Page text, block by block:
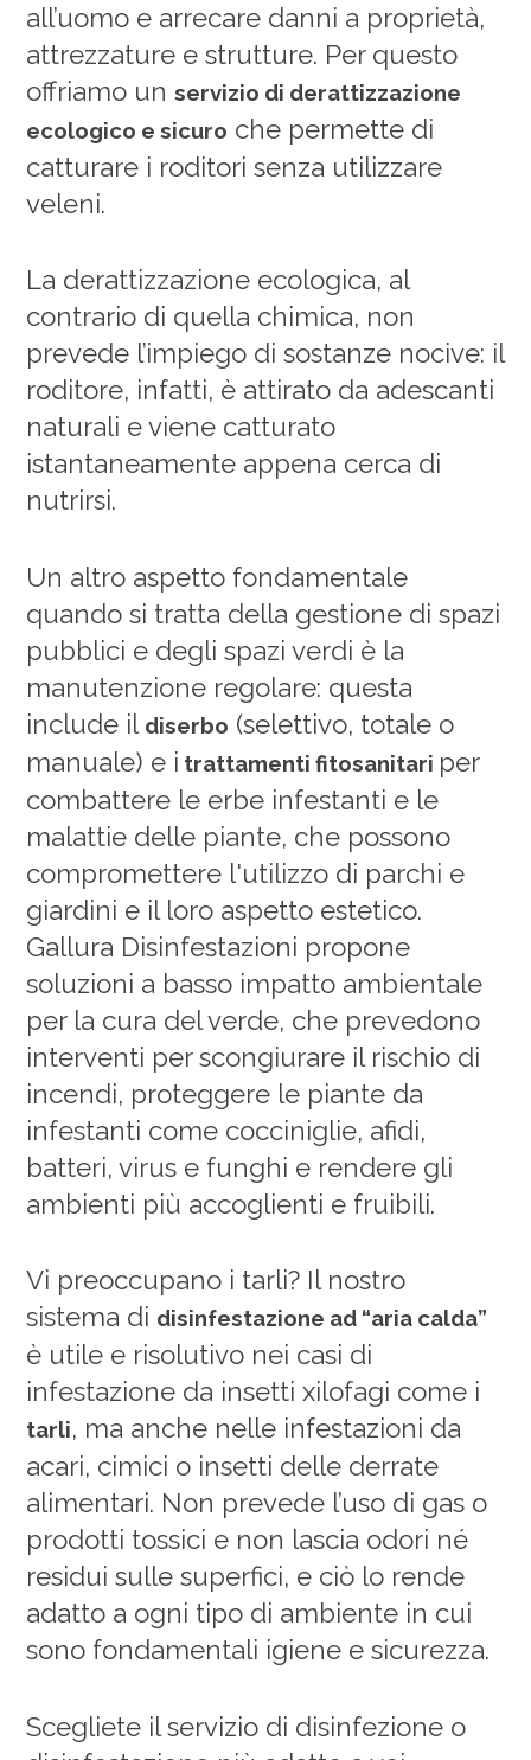
all’uomo e arrecare danni a proprietà,
attrezzature e strutture. Per questo
offriamo unservizio di derattizzazione
ecologico e sicuro che permette di
catturare i roditori senza utilizzare
veleni.
La derattizzazione ecologica, al
contrario di quella chimica, non
prevede l’impiego di sostanze nocive: il
roditore, infatti, è attirato da adescanti
naturali e viene catturato
istantaneamente appena cerca di
nutrirsi.
Un altro aspetto fondamentale
quando si tratta della gestione di spazi
pubblici e degli spazi verdi è la
manutenzione regolare: questa
include il diserbo (selettivo, totale o
manuale) e i trattamenti fitosanitari per
combattere le erbe infestanti e le
malattie delle piante, che possono
compromettere l'utilizzo di parchi e
giardini e il loro aspetto estetico.
Gallura Disinfestazioni propone
soluzioni a basso impatto ambientale
per la cura del verde, che prevedono
interventi per scongiurare il rischio di
incendi, proteggere le piante da
infestanti come cocciniglie, afidi,
batteri, virus e funghi e rendere gli
ambienti più accoglienti e fruibili.
Vi preoccupano i tarli? Il nostro
sistema di disinfestazione ad “aria calda”
è utile e risolutivo nei casi di
infestazione da insetti xilofagi come i
tarli, ma anche nelle infestazioni da
acari, cimici o insetti delle derrate
alimentari. Non prevede l’uso di gas o
prodotti tossici e non lascia odori né
residui sulle superfici, e ciò lo rende
adatto a ogni tipo di ambiente in cui
sono fondamentali igiene e sicurezza.
Scegliete il servizio di disinfezione o